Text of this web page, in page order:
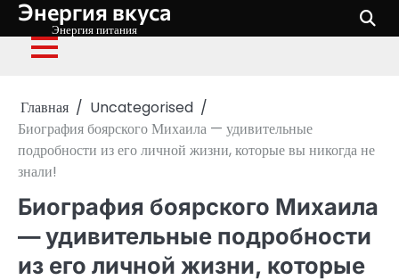
Перейти
содержимому
Энергия вкуса
Энергия питания
Главная
Uncategorised
Биография боярского Михаила — удивительные
подробности из его личной жизни, которые вы никогда не
знали!
Биография боярского Михаила
— удивительные подробности
из его личной жизни, которые